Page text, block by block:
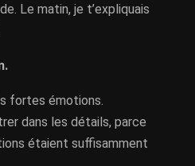
Le matin, je t’expliquais
fortes émotions.
dans les détails, parce
étaient suffisamment